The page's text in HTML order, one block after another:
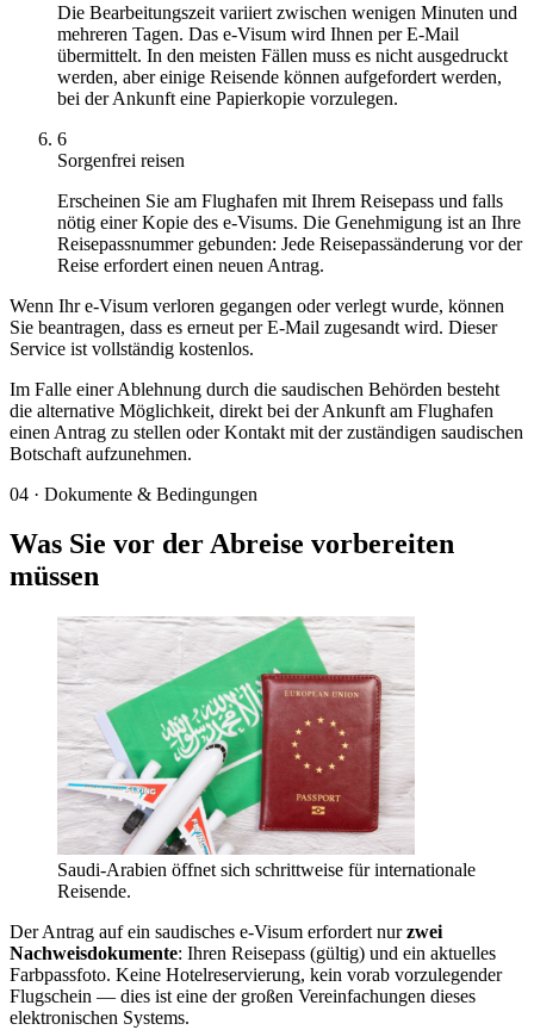
Die Bearbeitungszeit variiert zwischen wenigen Minuten und
mehreren Tagen. Das e-Visum wird Ihnen per E-Mail
übermittelt. In den meisten Fällen muss es nicht ausgedruckt
werden, aber einige Reisende können aufgefordert werden,
bei der Ankunft eine Papierkopie vorzulegen.
6
Sorgenfrei reisen
Erscheinen Sie am Flughafen mit Ihrem Reisepass und falls
nötig einer Kopie des e-Visums. Die Genehmigung ist an Ihre
Reisepassnummer gebunden: Jede Reisepassänderung vor der
Reise erfordert einen neuen Antrag.
Wenn Ihr e-Visum verloren gegangen oder verlegt wurde, können
Sie beantragen, dass es erneut per E-Mail zugesandt wird. Dieser
Service ist vollständig kostenlos.
Im Falle einer Ablehnung durch die saudischen Behörden besteht
die alternative Möglichkeit, direkt bei der Ankunft am Flughafen
einen Antrag zu stellen oder Kontakt mit der zuständigen saudischen
Botschaft aufzunehmen.
04 · Dokumente & Bedingungen
Was Sie vor der Abreise vorbereiten
müssen
Saudi-Arabien öffnet sich schrittweise für internationale
Reisende.
Der Antrag auf ein saudisches e-Visum erfordert nurzwei
Nachweisdokumente: Ihren Reisepass (gültig) und ein aktuelles
Farbpassfoto. Keine Hotelreservierung, kein vorab vorzulegender
Flugschein — dies ist eine der großen Vereinfachungen dieses
elektronischen Systems.